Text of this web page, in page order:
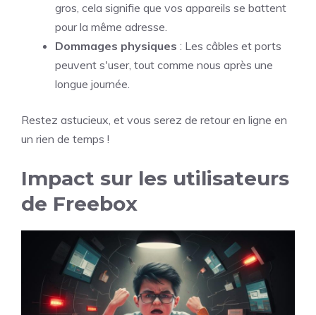
gros, cela signifie que vos appareils se battent
pour la même adresse.
Dommages physiques : Les câbles et ports
peuvent s'user, tout comme nous après une
longue journée.
Restez astucieux, et vous serez de retour en ligne en
un rien de temps !
Impact sur les utilisateurs
de Freebox